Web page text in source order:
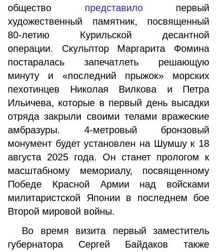
общество
представило
первый
художественный памятник, посвященный
80-летию Курильской десантной
операции. Скульптор Маргарита Фомина
постаралась запечатлеть решающую
минуту и «последний прыжок» морских
пехотинцев Николая Вилкова и Петра
Ильичева, которые в первый день высадки
отряда закрыли своими телами вражеские
амбразуры. 4-метровый бронзовый
монумент будет установлен на Шумшу к 18
августа 2025 года. Он станет прологом к
масштабному мемориалу, посвященному
Победе Красной Армии над войсками
милитаристской Японии в последнем бое
Второй мировой войны.
Во время визита первый заместитель
губернатора Сергей Байдаков также